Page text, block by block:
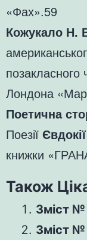
«Фах».59
Кожукало Н.
Лондона
Поетична
Поезії
книжки
Також
Зміст №
Зміст №